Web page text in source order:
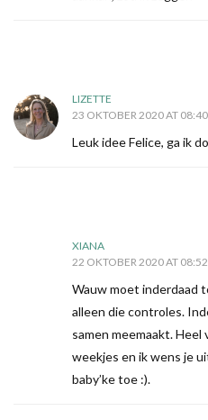
LIZETTE
23 OKTOBER 2020 AT 08:40
Leuk idee Felice, ga ik
XIANA
22 OKTOBER 2020 AT 08:52
Wauw moet inderdaad
alleen die controles.
samen meemaakt.
weekjes en ik wens je
baby’ke toe :).